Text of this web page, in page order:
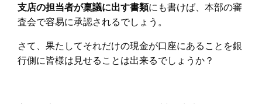
支店の担当者が稟議に出す書類にも書けば、本部の審
査会で容易に承認されるでしょう。
さて、果たしてそれだけの現金が口座にあることを銀
行側に皆様は見せることは出来るでしょうか？